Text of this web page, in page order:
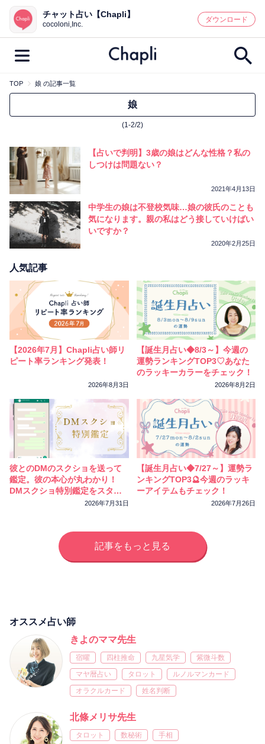
鑑定記事・占い師検索
最新記事一覧
カテゴリー別
鑑定
キーワード別
彼の気持ち 恋の行方 時期
今週の運勢
相性
チャット占い【Chapli】
cocoloni,Inc.
ダウンロード
TOP 娘 の記事一覧
娘
(1-2/2)
【占いで判明】3歳の娘はどんな性格？私の
しつけは問題ない？
2021年4月13日
中学生の娘は不登校気味…娘の彼氏のことも
気になります。親の私はどう接していけばい
いですか？
2020年2月25日
人気記事
【2026年7月】Chapli占い師リ
ピート率ランキング発表！
2026年8月3日
【誕生月占い◆8/3～】今週の
運勢ランキングTOP3♡あなた
のラッキーカラーをチェック！
2026年8月2日
彼とのDMのスクショを送って
鑑定。彼の本心が丸わかり！
DMスクショ特別鑑定をスター
2026年7月31日
【誕生月占い◆7/27～】運勢ラ
ンキングTOP3🔮今週のラッキ
ーアイテムもチェック！
2026年7月26日
記事をもっと見る
オススメ占い師
きよのママ先生
宿曜 四柱推命 九星気学
紫微斗数
マヤ暦占い
タロット
ルノルマンカード
オラクルカード
姓名判断
北條メリサ先生
タロット 数秘術
手相